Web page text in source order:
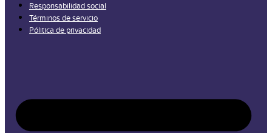
Responsabilidad social
Términos de servicio
Pólitica de privacidad